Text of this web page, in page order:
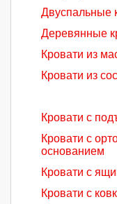
Двуспальные
Деревянные
Кровати из
Кровати из
Кровати с
Кровати с
основанием
Кровати с
Кровати с